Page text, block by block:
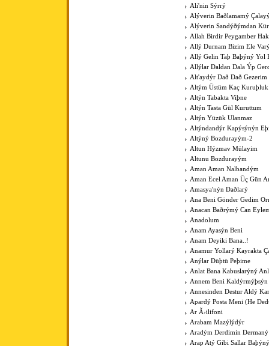
Ali'nin Sýrrý
Alýverin Baðlamamý
Alýverin Sandýðýmdan
Allah Birdir Peygamber Hak
Allý Durnam Bizim Ele
Allý Gelin Taþ Baþýný Yol
Allýlar Daldan Dala Ýp
Alt'aydýr Dað Dað Gezerim
Altým Üstüm Kaç Kuruþluk
Altýn Tabakta Viþne
Altýn Tasta Gül Kuruttum
Altýn Yüzük Ulanmaz
Altýndandýr Kapýsýnýn
Altýný Bozdurayým-2
Altun Hýzmav Mülayim
Altunu Bozdurayým
Aman Aman Nalbandým
Aman Ecel Aman Üç Gün
Amasya'nýn Daðlarý
Ana Beni Gönder Gedim
Anacan Baðrýmý Can
Anadolum
Anam Ayasýn Beni
Anam Deyiki Bana..!
Anamur Yollarý Kayrakta
Anýlar Düþtü Peþime
Anlat Bana Kabuslarýný
Annem Beni
Annesinden Destur Aldý
Apardý Posta Meni (He
Ar Ã›ilifoni
Arabam Mazýlýdýr
Aradým Derdimin
Arap Atý Gibi Sallar Baþýný